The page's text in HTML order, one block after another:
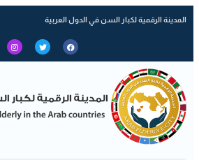
المدينة الرقمية لكبار السن في الدول العربية